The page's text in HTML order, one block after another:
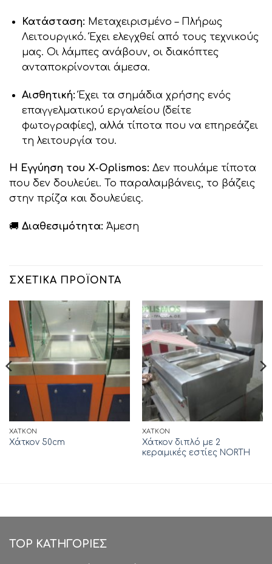
Κατάσταση: Μεταχειρισμένο – Πλήρως
Λειτουργικό. Έχει ελεγχθεί από τους τεχνικούς
μας. Οι λάμπες ανάβουν, οι διακόπτες
ανταποκρίνονται άμεσα.
Αισθητική: Έχει τα σημάδια χρήσης ενός
επαγγελματικού εργαλείου (δείτε
φωτογραφίες), αλλά τίποτα που να επηρεάζει
τη λειτουργία του.
Η Εγγύηση του X-Oplismos: Δεν πουλάμε τίποτα
που δεν δουλεύει. Το παραλαμβάνεις, το βάζεις
στην πρίζα και δουλεύεις.
🚚 Διαθεσιμότητα: Άμεση
ΣΧΕΤΙΚΆ ΠΡΟΪΌΝΤΑ
ΧΆΤΚΟΝ
Χάτκον 50cm
ΧΆΤΚΟΝ
Χάτκον διπλό με 2
κεραμικές εστίες NORTH
TOP ΚΑΤΗΓΟΡΙΕΣ